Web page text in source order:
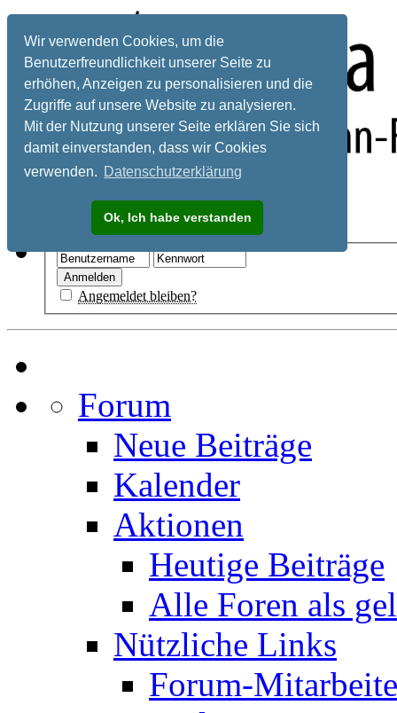
Wir verwenden Cookies, um die
Benutzerfreundlichkeit unserer Seite zu
erhöhen, Anzeigen zu personalisieren und die
Zugriffe auf unsere Website zu analysieren.
Mit der Nutzung unserer Seite erklären Sie sich
damit einverstanden, dass wir Cookies
verwenden. Datenschutzerklärung
Ok, Ich habe verstanden
Registrieren
Angemeldet bleiben?
Forum
Neue Beiträge
Kalender
Aktionen
Heutige Beiträge
Alle Foren als
Nützliche Links
Forum-